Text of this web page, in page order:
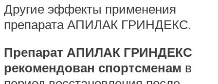
Другие эффекты применения
препарата АПИЛАК ГРИНДЕКС.
Препарат АПИЛАК ГРИНДЕКС
рекомендован спортсменам в